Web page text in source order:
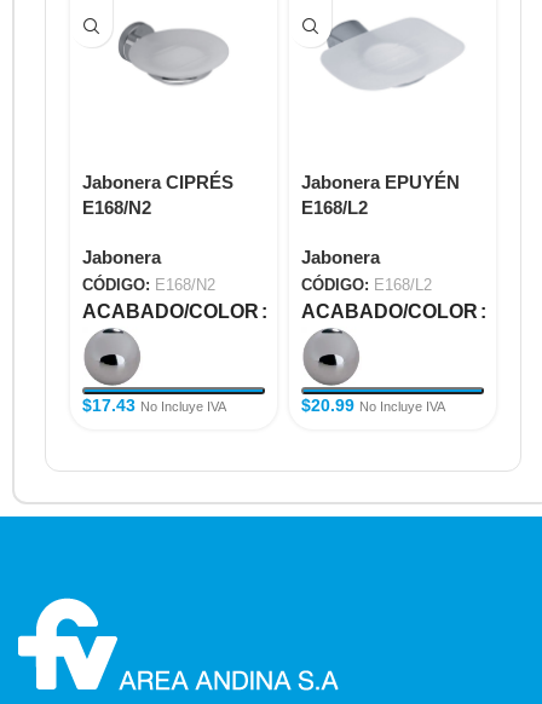
Jabonera CIPRÉS
E168/N2
Jabonera
CÓDIGO: E168/N2
ACABADO/COLOR
$17.43 No Incluye IVA
Jabonera EPUYÉN
E168/L2
Jabonera
CÓDIGO: E168/L2
ACABADO/COLOR
$20.99 No Incluye IVA